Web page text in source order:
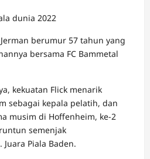
berumur 57 tahun yang
bersama FC Bammetal
kekuatan Flick menarik
sebagai kepala pelatih, dan
musim di Hoffenheim, ke-2
semenjak
Piala Baden.